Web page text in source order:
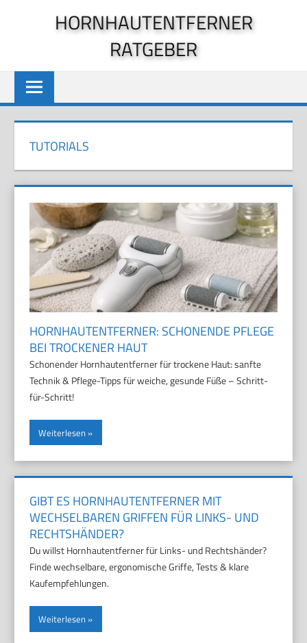
HORNHAUTENTFERNER
RATGEBER
TUTORIALS
HORNHAUTENTFERNER: SCHONENDE PFLEGE
BEI TROCKENER HAUT
Schonender Hornhautentferner für trockene Haut: sanfte
Technik & Pflege-Tipps für weiche, gesunde Füße – Schritt-
für-Schritt!
Weiterlesen
GIBT ES HORNHAUTENTFERNER MIT
WECHSELBAREN GRIFFEN FÜR LINKS- UND
RECHTSHÄNDER?
Du willst Hornhautentferner für Links- und Rechtshänder?
Finde wechselbare, ergonomische Griffe, Tests & klare
Kaufempfehlungen.
Weiterlesen